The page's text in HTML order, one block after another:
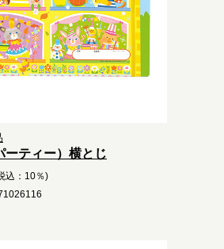
ーティー）横とじ
込：10％)